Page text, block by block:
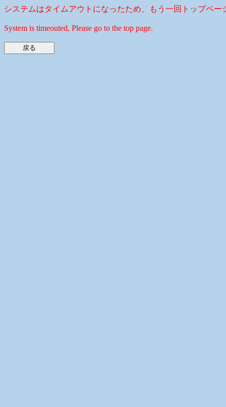
システムはタイムアウトになったため、もう一回トップペー
System is timeouted, Please go to the top page.